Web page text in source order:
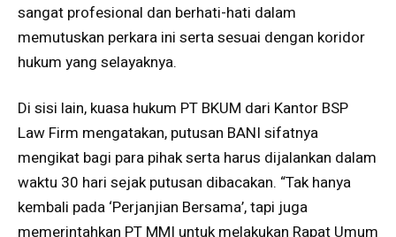
sangat profesional dan berhati-hati dalam
memutuskan perkara ini serta sesuai dengan koridor
hukum yang selayaknya.
Di sisi lain, kuasa hukum PT BKUM dari Kantor BSP
Law Firm mengatakan, putusan BANI sifatnya
mengikat bagi para pihak serta harus dijalankan dalam
waktu 30 hari sejak putusan dibacakan. “Tak hanya
kembali pada ‘Perjanjian Bersama’, tapi juga
memerintahkan PT MMI untuk melakukan Rapat Umum